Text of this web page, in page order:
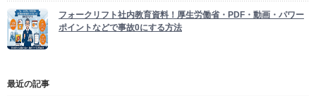
フォークリフト社内教育資料！厚生労働省・PDF・動画・パワー
ポイントなどで事故0にする方法
最近の記事